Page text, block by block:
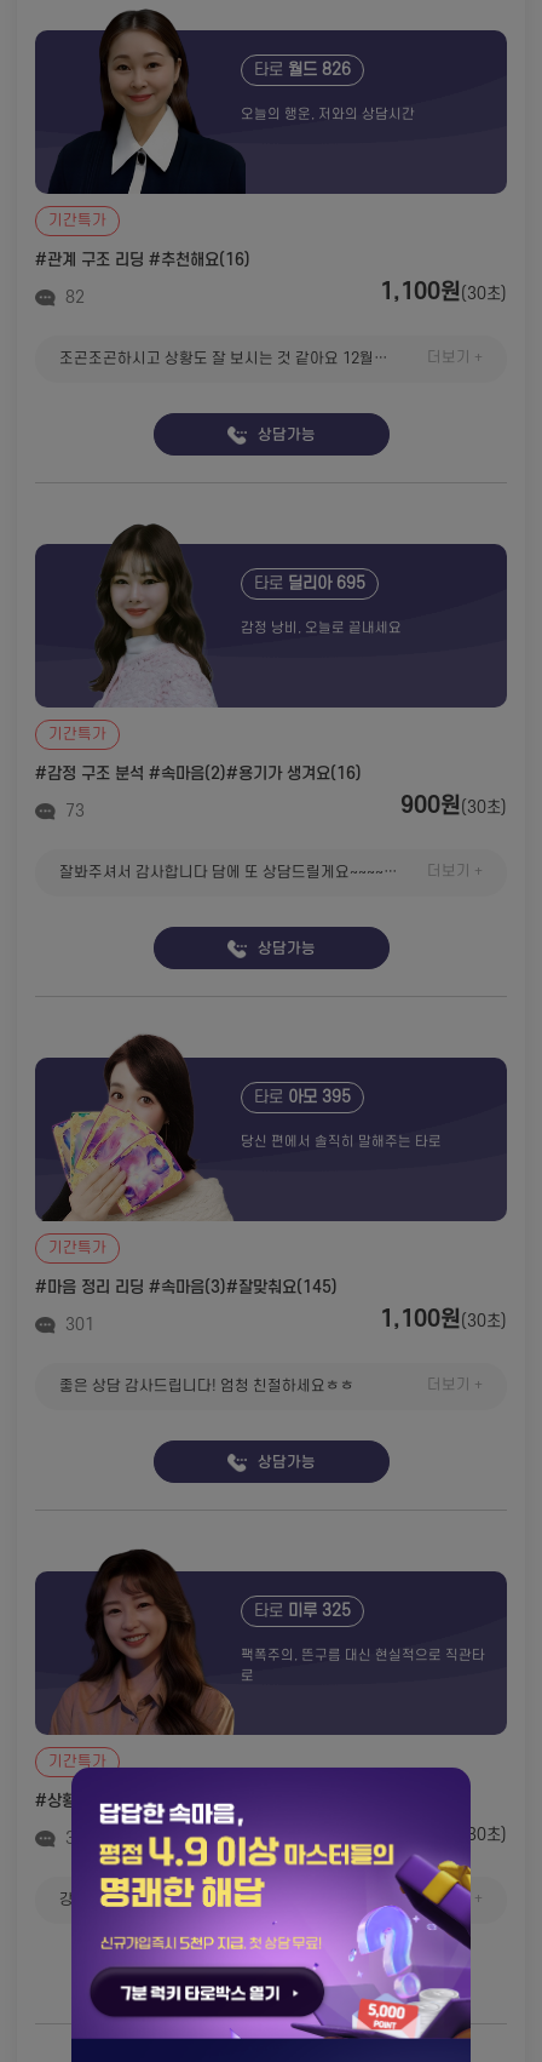
타로 월드 826
오늘의 행운, 저와의 상담시간
기간특가
#관계 구조 리딩 #추천해요(16)
82 1,100원(30초)
조곤조곤하시고 상황도 잘 보시는 것 같아요 12월안으로 연락온다고 하셨는데 그때 연락이 온다면 후기 남기로 오겠습니다. 친절하시고 목소리도 좋으시구 전반적으로 만족하는 상담이였어요 더보기 +
상담가능
타로 딜리아 695
감정 낭비, 오늘로 끝내세요
기간특가
#감정 구조 분석 #속마음(2)#용기가 생겨요(16)
73 900원(30초)
잘봐주셔서 감사합니다 담에 또 상담드릴게요~~~~~~~~ 더보기 +
상담가능
타로 아모 395
당신 편에서 솔직히 말해주는 타로
기간특가
#마음 정리 리딩 #속마음(3)#잘맞춰요(145)
301 1,100원(30초)
좋은 상담 감사드립니다! 엄청 친절하세요ㅎㅎ 더보기 +
상담가능
타로 미루 325
팩폭주의, 뜬구름 대신 현실적으로 직관타
로
기간특가
#상황 구조 해석#속마음(10)
313 (30초)
더보기 +
상담가능